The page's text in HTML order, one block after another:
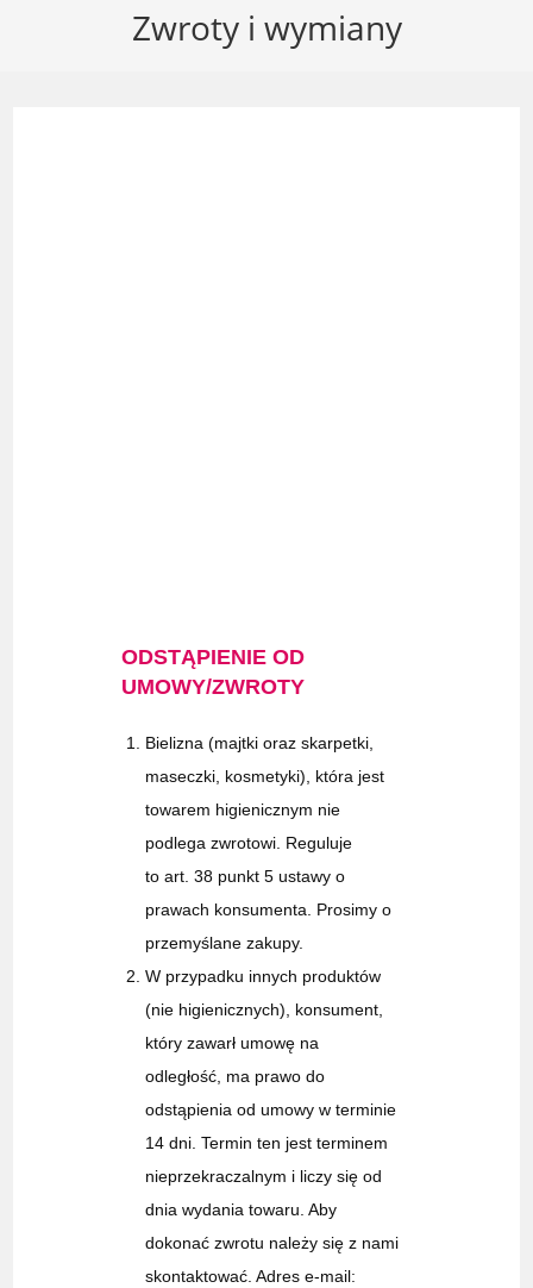
Zwroty i wymiany
ODSTĄPIENIE OD
UMOWY/ZWROTY
Bielizna (majtki oraz skarpetki,
maseczki, kosmetyki), która jest
towarem higienicznym nie
podlega zwrotowi. Reguluje
to art. 38 punkt 5 ustawy o
prawach konsumenta. Prosimy o
przemyślane zakupy.
W przypadku innych produktów
(nie higienicznych), konsument,
który zawarł umowę na
odległość, ma prawo do
odstąpienia od umowy w terminie
14 dni. Termin ten jest terminem
nieprzekraczalnym i liczy się od
dnia wydania towaru. Aby
dokonać zwrotu należy się z nami
skontaktować. Adres e-mail: